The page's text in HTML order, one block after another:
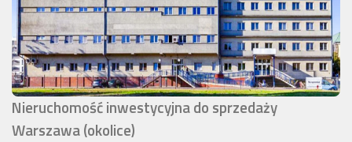
Nieruchomość inwestycyjna do sprzedaży
Warszawa (okolice)